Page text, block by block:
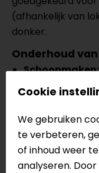
(afhankelijk van
donker.
Onderhoud
Schoonmaken:
een
voorzichtig te
kunnen
onzeHelmet
binnen enkele
Cookie
We gebruiken
te verbeteren,
of inhoud weer
analyseren.